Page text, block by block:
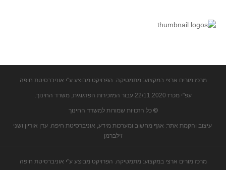
מתנות קטנות
שטחים פיצוחים
מצולעים
מרובעים
דמיון
גאומטריית המרחב
מרכז מורים ארצי במקצוע: מתמטיקה. הפרויקט מבוצע ע"י אוניברסיטת חיפה
עפ"י מכרז 22/11.2020 עבור המזכירות הפדגוגית, משרד החינוך.
© כל הזכויות שמורות למשרד החינוך
עיצוב והקמת אתר: אגף מחשוב ומערכות מידע, אוניברסיטת חיפה. עדן אוריון ושני
זילברמן
מרכז מורים ארצי במקצוע: מתמטיקה. הפרויקט מבוצע ע"י אוניברסיטת חיפה